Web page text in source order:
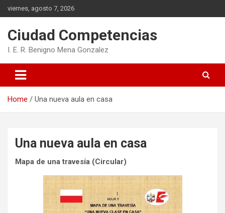
Skip
to
viernes, agosto 7, 2026
Ciudad Competencias
I. E. R. Benigno Mena Gonzalez
Home Una nueva aula en casa
Una nueva aula en casa
Mapa de una travesía (Circular)